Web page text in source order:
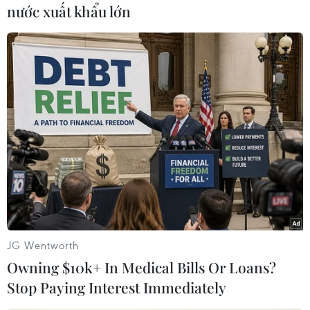
Theo dõi VietnamPlus
TIN CÙNG CHUYÊN MỤC
Trung Quốc công bố kế hoạch phát
triển ngành hàng không dân dụng
Giá gạo Việt Nam đi ngược xu hướng
nước xuất khẩu lớn
JG Wentworth
Owning $10k+ In Medical Bills Or Loans?
Stop Paying Interest Immediately